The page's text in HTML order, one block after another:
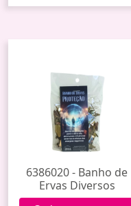
6386020 - Banho de
Ervas Diversos